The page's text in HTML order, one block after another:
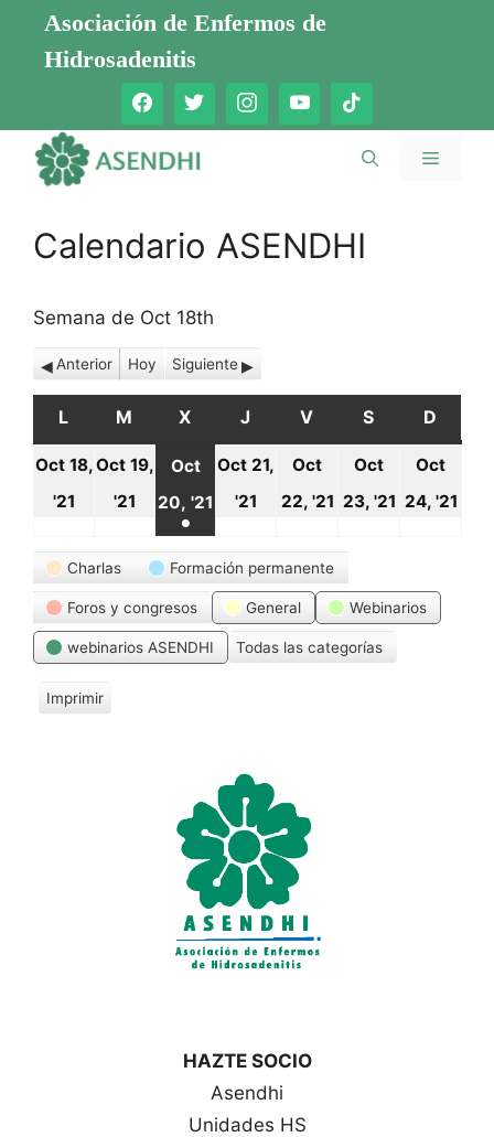
Saltar
contenido
Asociación de Enfermos de
Hidrosadenitis
Menú
Calendario ASENDHI
Semana de Oct 18th
Anterior Hoy Siguiente
L LUNES
M MARTES
X MIÉRCOLES
J JUEVES
V VIERNES
S SÁBADO
D
Oct 18,
'21
octubre,
2021
Oct 19,
'21
19
octubre,
2021
Oct
20, '21
20
octubre,
2021
●
(1
event)
Oct 21,
'21
21
2021
Oct
22, '21 22
2021
Oct
23, '21 23
Oct
24, '21
Categorías
Charlas Formación permanente
Foros y congresos General Webinarios
webinarios ASENDHI Todas las categorías
Imprimir
V
HAZTE SOCIO
Asendhi
Unidades HS